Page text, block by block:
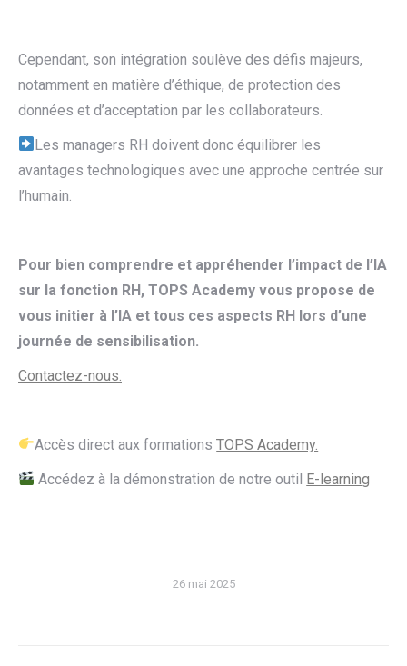
Cependant, son intégration soulève des défis majeurs,
notamment en matière d’éthique, de protection des
données et d’acceptation par les collaborateurs.
Les managers RH doivent donc équilibrer les
avantages technologiques avec une approche centrée sur
l’humain.
Pour bien comprendre et appréhender l’impact de l’IA
sur la fonction RH, TOPS Academy vous propose de
vous initier à l’IA et tous ces aspects RH lors d’une
journée de sensibilisation.
Contactez-nous.
Accès direct aux formationsTOPS Academy.
Accédez à la démonstration de notre outil E-learning
26 mai 2025